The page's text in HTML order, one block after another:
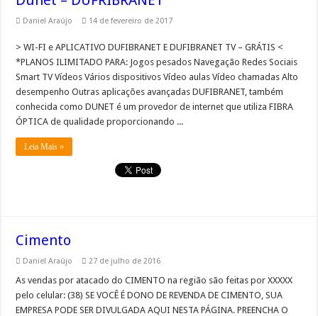
Daniel Araújo 14 de fevereiro de 2017
> WI-FI e APLICATIVO DUFIBRANET E DUFIBRANET TV – GRÁTIS <
*PLANOS ILIMITADO PARA: Jogos pesados Navegação Redes Sociais
Smart TV Vídeos Vários dispositivos Vídeo aulas​ Vídeo chamadas Alto
desempenho Outras aplicações avançadas DUFIBRANET, também
conhecida como DUNET é um provedor de internet que utiliza FIBRA
ÓPTICA de qualidade proporcionando ...
Leia Mais »
Cimento
Daniel Araújo 27 de julho de 2016
As vendas por atacado do CIMENTO na região são feitas por XXXXX
pelo celular: (38) SE VOCÊ É DONO DE REVENDA DE CIMENTO, SUA
EMPRESA PODE SER DIVULGADA AQUI NESTA PÁGINA. PREENCHA O